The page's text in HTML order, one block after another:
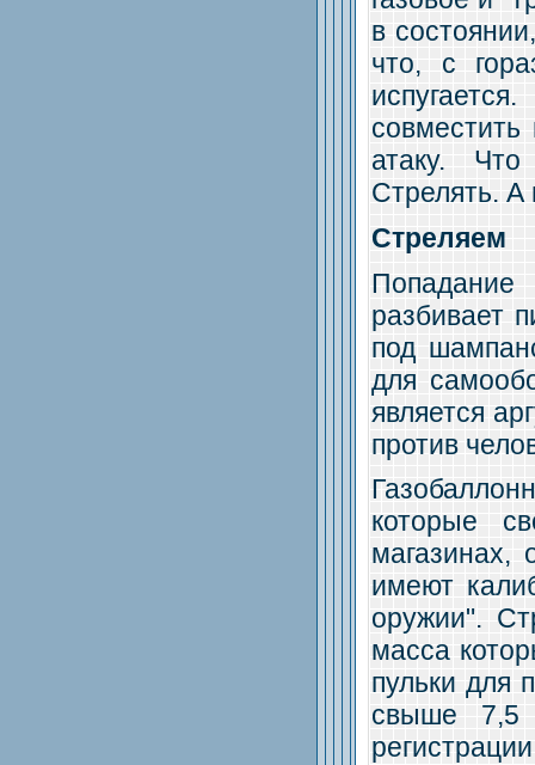
в
что, с
атаку.
Стрелять. А
Стреляем
Попадание
разбивает
под
для
является
против
которые
магазинах,
имеют
оружии".
масса
пульки для
свыше 7,5